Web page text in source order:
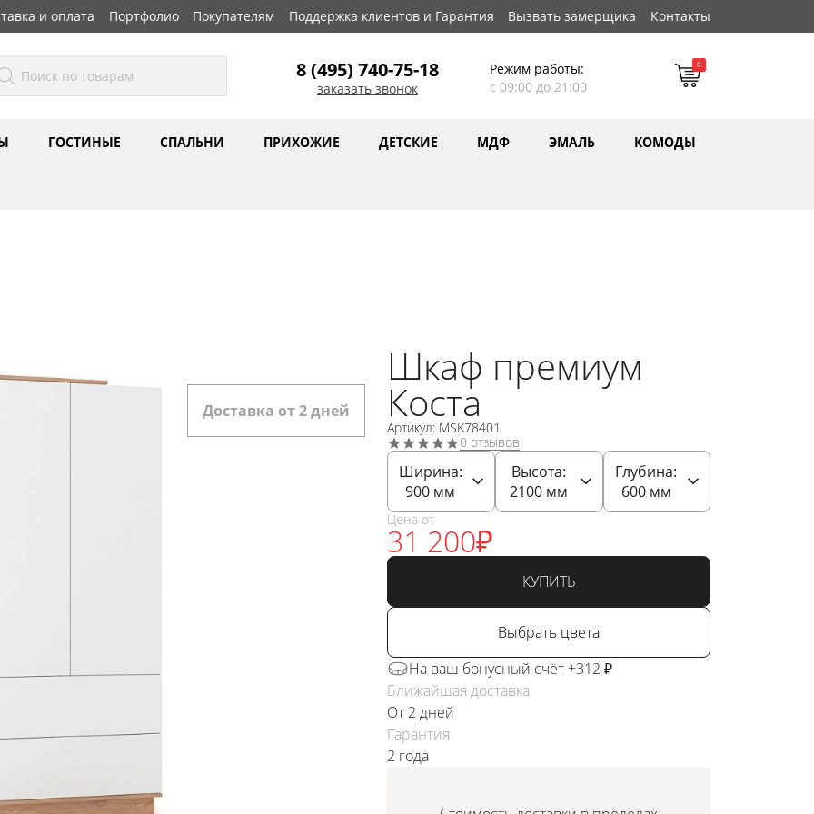
и оплата Портфолио Покупателям Поддержка клиентов и Гарантия Вызвать замерщика Контакты
8 (495) 740-75-18
заказать звонок
Режим работы:
с 09:00 до 21:00
0
ГОСТИНЫЕ СПАЛЬНИ ПРИХОЖИЕ ДЕТСКИЕ МДФ ЭМАЛЬ КОМОДЫ
Доставка от 2 дней
Шкаф премиум
Коста
Артикул: MSK78401
0 отзывов
Ширина:
900 мм
Высота:
2100мм
Глубина:
600мм
Цена от
31 200₽
КУПИТЬ
Выбрать цвета
На ваш бонусный счёт +312 ₽
Ближайшая доставка
От 2 дней
Гарантия
2 года